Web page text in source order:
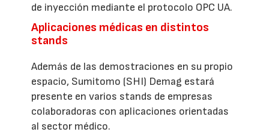
de inyección mediante el protocolo OPC UA.
Aplicaciones médicas en distintos
stands
Además de las demostraciones en su propio
espacio, Sumitomo (SHI) Demag estará
presente en varios stands de empresas
colaboradoras con aplicaciones orientadas
al sector médico.